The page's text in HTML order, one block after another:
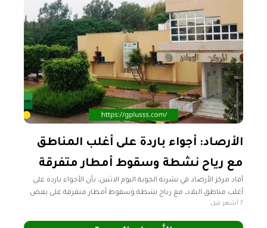
الأرصاد: أجواء باردة على أغلب المناطق
مع رياح نشطة وسقوط أمطار متفرقة
أفاد مركز الأرصاد في نشرته الجوية اليوم الاثنين، بأن الأجواء باردة على
أغلب مناطق البلاد، مع رياح نشطة وسقوط أمطار متفرقة على بعض
مناطق الشمال الشرقي. رأس إجدير حتى سرت-7 أشهر قبل